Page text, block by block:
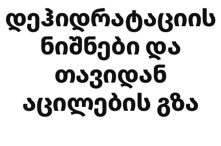
ᲓᲔᲰᲘᲓᲠᲐᲢᲐᲪᲘᲘᲡ
ᲜᲘᲨᲜᲔᲑᲘ ᲓᲐ
ᲗᲐᲕᲘᲓᲐᲜ
ᲐᲪᲘᲚᲔᲑᲘᲡ ᲒᲖᲐ